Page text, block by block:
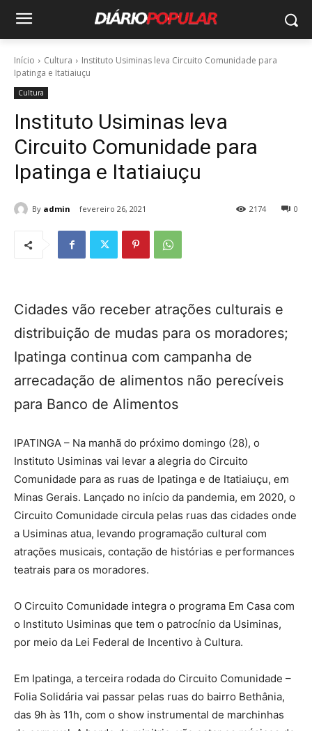
Início Cultura
Instituto Usiminas leva Circuito Comunidade para
Ipatinga e Itatiaiuçu
Cultura
Instituto Usiminas leva
Circuito Comunidade para
Ipatinga e Itatiaiuçu
By admin fevereiro 26, 2021 0
2174
Cidades vão receber atrações culturais e
distribuição de mudas para os moradores;
Ipatinga continua com campanha de
arrecadação de alimentos não perecíveis
para Banco de Alimentos
IPATINGA – Na manhã do próximo domingo (28), o
Instituto Usiminas vai levar a alegria do Circuito
Comunidade para as ruas de Ipatinga e de Itatiaiuçu, em
Minas Gerais. Lançado no início da pandemia, em 2020, o
Circuito Comunidade circula pelas ruas das cidades onde
a Usiminas atua, levando programação cultural com
atrações musicais, contação de histórias e performances
teatrais para os moradores.
O Circuito Comunidade integra o programa Em Casa com
o Instituto Usiminas que tem o patrocínio da Usiminas,
por meio da Lei Federal de Incentivo à Cultura.
Em Ipatinga, a terceira rodada do Circuito Comunidade –
Folia Solidária vai passar pelas ruas do bairro Bethânia,
das 9h às 11h, com o show instrumental de marchinhas